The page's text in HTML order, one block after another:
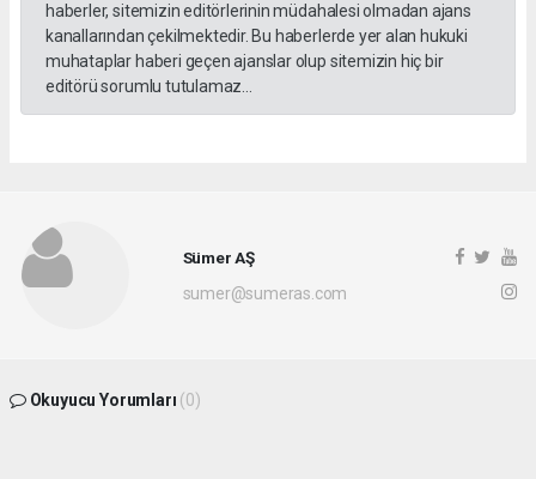
haberler, sitemizin editörlerinin müdahalesi olmadan ajans
kanallarından çekilmektedir. Bu haberlerde yer alan hukuki
muhataplar haberi geçen ajanslar olup sitemizin hiç bir
editörü sorumlu tutulamaz...
Sümer AŞ
sumer@sumeras.com
Okuyucu Yorumları (0)